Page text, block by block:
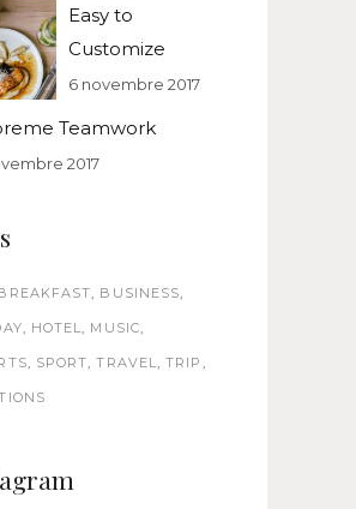
Easy to
Customize
6 novembre 2017
Teamwork
2017
BUSINESS
HOTEL MUSIC
SPORT TRAVEL TRIP